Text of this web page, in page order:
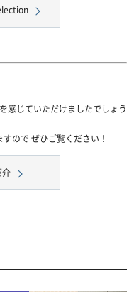
感じていただけましたでしょう
ので ぜひご覧ください！
介